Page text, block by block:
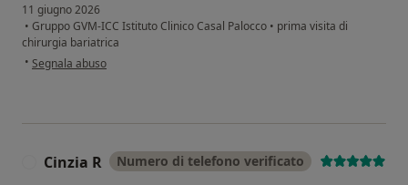
11 giugno 2026
• Gruppo GVM-ICC Istituto Clinico Casal Palocco • prima visita di
chirurgia bariatrica
• secondo l'opinione dell'utente A.M.
Segnala abuso
Cinzia R Numero di telefono verificato